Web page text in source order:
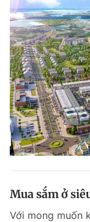
Mua sắm ở
Với mong muốn